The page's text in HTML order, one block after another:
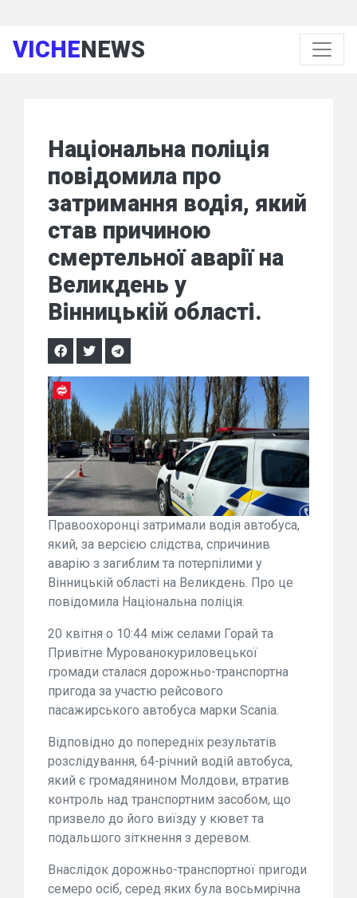
VICHENEWS
Національна поліція
повідомила про
затримання водія, який
став причиною
смертельної аварії на
Великдень у
Вінницькій області.
Правоохоронці затримали водія автобуса,
який, за версією слідства, спричинив
аварію з загиблим та потерпілими у
Вінницькій області на Великдень. Про це
повідомила Національна поліція.
20 квітня о 10:44 між селами Горай та
Привітне Мурованокуриловецької
громади сталася дорожньо-транспортна
пригода за участю рейсового
пасажирського автобуса марки Scania.
Відповідно до попередніх результатів
розслідування, 64-річний водій автобуса,
який є громадянином Молдови, втратив
контроль над транспортним засобом, що
призвело до його виїзду у кювет та
подальшого зіткнення з деревом.
Внаслідок дорожньо-транспортної пригоди
семеро осіб, серед яких була восьмирічна